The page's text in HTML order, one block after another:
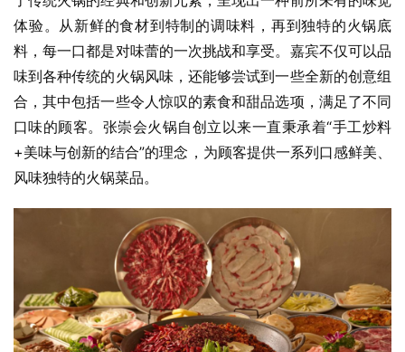
体验。从新鲜的食材到特制的调味料，再到独特的火锅底
料，每一口都是对味蕾的一次挑战和享受。嘉宾不仅可以品
味到各种传统的火锅风味，还能够尝试到一些全新的创意组
合，其中包括一些令人惊叹的素食和甜品选项，满足了不同
口味的顾客。张崇会火锅自创立以来一直秉承着“手工炒料
+美味与创新的结合”的理念，为顾客提供一系列口感鲜美、
风味独特的火锅菜品。